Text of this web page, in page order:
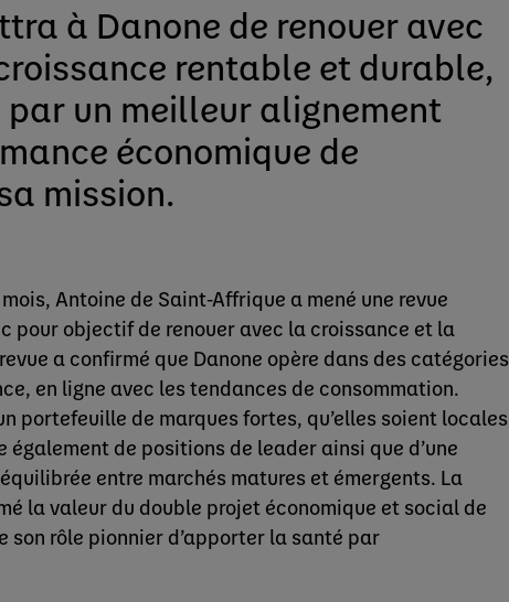
à Danone de renouer avec
rentable et durable,
un meilleur alignement
économique de
mission.
Antoine de Saint-Affrique a mené une revue
pour objectif de renouer avec la croissance et la
a confirmé que Danone opère dans des catégories
en ligne avec les tendances de consommation.
portefeuille de marques fortes, qu’elles soient locales
également de positions de leader ainsi que d’une
entre marchés matures et émergents. La
la valeur du double projet économique et social de
son rôle pionnier d’apporter la santé par